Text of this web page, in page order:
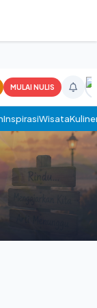
MULAI NULIS
InspirasiWisata